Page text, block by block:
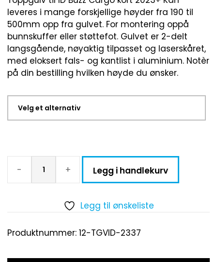
leveres i mange forskjellige høyder fra 190 til
500mm opp fra gulvet. For montering oppå
bunnskuffer eller støttefot. Gulvet er 2-delt
langsgående, nøyaktig tilpasset og laserskåret,
med eloksert fals- og kantlist i aluminium. Notèr
på din bestilling hvilken høyde du ønsker.
- + Legg i handlekurv
Legg til ønskeliste
Produktnummer: 12-TGVID-2337